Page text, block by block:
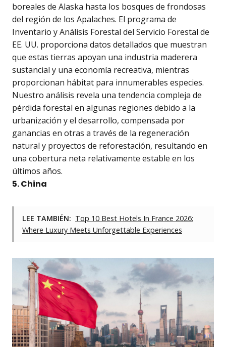
boreales de Alaska hasta los bosques de frondosas
del región de los Apalaches. El programa de
Inventario y Análisis Forestal del Servicio Forestal de
EE. UU. proporciona datos detallados que muestran
que estas tierras apoyan una industria maderera
sustancial y una economía recreativa, mientras
proporcionan hábitat para innumerables especies.
Nuestro análisis revela una tendencia compleja de
pérdida forestal en algunas regiones debido a la
urbanización y el desarrollo, compensada por
ganancias en otras a través de la regeneración
natural y proyectos de reforestación, resultando en
una cobertura neta relativamente estable en los
últimos años.
5. China
LEE TAMBIÉN: Top 10 Best Hotels In France 2026:
Where Luxury Meets Unforgettable Experiences